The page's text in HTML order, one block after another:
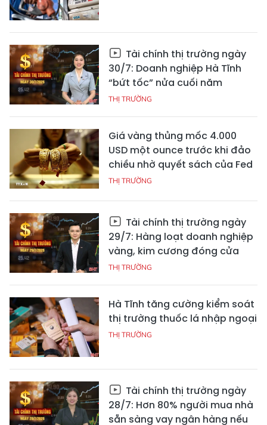
Tài chính thị trường ngày
30/7: Doanh nghiệp Hà Tĩnh
“bứt tốc” nửa cuối năm
THỊ TRƯỜNG
Giá vàng thủng mốc 4.000
USD một ounce trước khi đảo
chiều nhờ quyết sách của Fed
THỊ TRƯỜNG
Tài chính thị trường ngày
29/7: Hàng loạt doanh nghiệp
vàng, kim cương đóng cửa
THỊ TRƯỜNG
Hà Tĩnh tăng cường kiểm soát
thị trường thuốc lá nhập ngoại
THỊ TRƯỜNG
Tài chính thị trường ngày
28/7: Hơn 80% người mua nhà
sẵn sàng vay ngân hàng nếu